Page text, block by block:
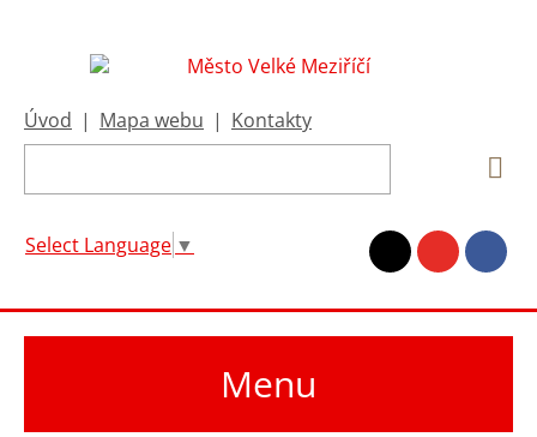
Úvod | Mapa webu | Kontakty
Select Language ▼
Menu